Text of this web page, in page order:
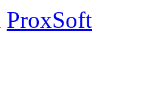
ProxSoft